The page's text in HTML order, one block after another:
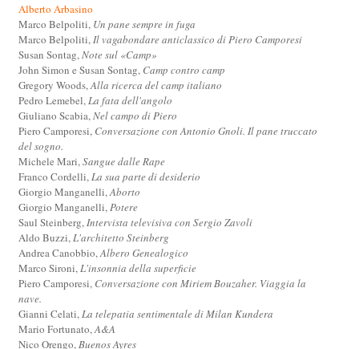
Alberto Arbasino
Marco Belpoliti, Un pane sempre in fuga
Marco Belpoliti,Il vagabondare anticlassico di Piero Camporesi
Susan Sontag,Note sul «Camp»
John Simon e Susan Sontag, Camp contro camp
Gregory Woods,Alla ricerca del camp italiano
Pedro Lemebel,La fata dell'angolo
Giuliano Scabia,Nel campo di Piero
Piero Camporesi, Conversazione con Antonio Gnoli. Il pane truccato
del sogno.
Michele Mari,Sangue dalle Rape
Franco Cordelli,La sua parte di desiderio
Giorgio Manganelli,Aborto
Giorgio Manganelli,Potere
Saul Steinberg,Intervista televisiva con Sergio Zavoli
Aldo Buzzi,L'architetto Steinberg
Andrea Canobbio,Albero Genealogico
Marco Sironi,L'insonnia della superficie
Piero Camporesi, Conversazione con Miriem Bouzaher. Viaggia la
nave.
Gianni Celati,La telepatia sentimentale di Milan Kundera
Mario Fortunato,A&A
Nico Orengo,Buenos Ayres